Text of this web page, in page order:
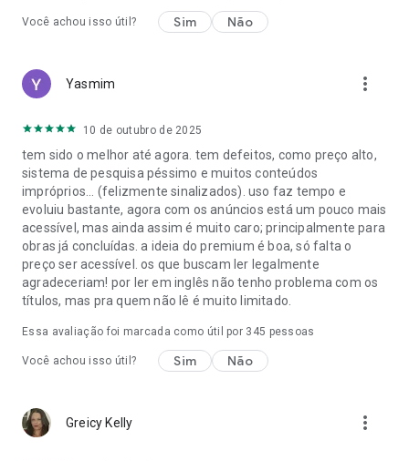
Você achou isso útil? Sim Não
Yasmim more_vert
10 de outubro de 2025
tem sido o melhor até agora. tem defeitos, como preço alto,
sistema de pesquisa péssimo e muitos conteúdos
impróprios... (felizmente sinalizados). uso faz tempo e
evoluiu bastante, agora com os anúncios está um pouco mais
acessível, mas ainda assim é muito caro; principalmente para
obras já concluídas. a ideia do premium é boa, só falta o
preço ser acessível. os que buscam ler legalmente
agradeceriam! por ler em inglês não tenho problema com os
títulos, mas pra quem não lê é muito limitado.
Essa avaliação foi marcada como útil por 345 pessoas
Você achou isso útil? Sim Não
Greicy Kelly more_vert